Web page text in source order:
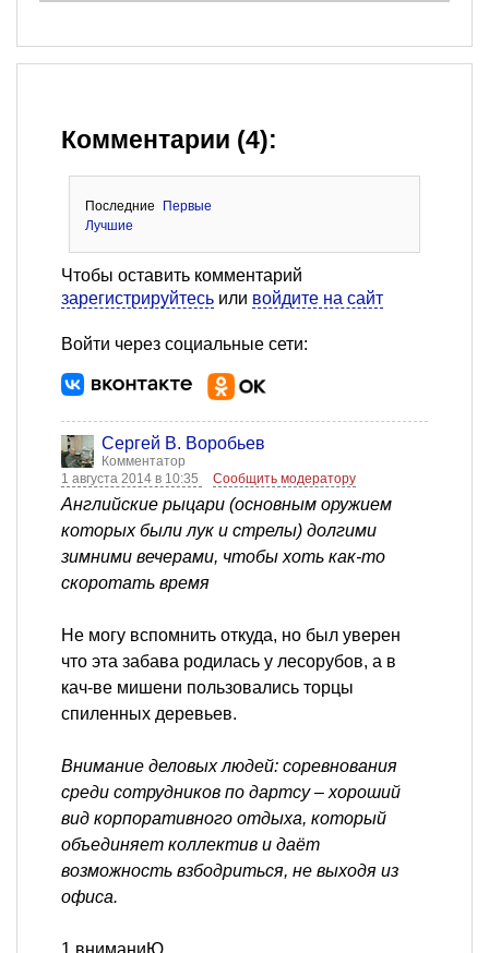
Комментарии (4):
Последние
Первые
Лучшие
Чтобы оставить комментарий
зарегистрируйтесь или войдите на сайт
Войти через социальные сети:
Сергей В. Воробьев
Комментатор
1 августа 2014 в 10:35
Сообщить модератору
Английские рыцари (основным оружием
которых были лук и стрелы) долгими
зимними вечерами, чтобы хоть как-то
скоротать время
Не могу вспомнить откуда, но был уверен
что эта забава родилась у лесорубов, а в
кач-ве мишени пользовались торцы
спиленных деревьев.
Внимание деловых людей: соревнования
среди сотрудников по дартсу – хороший
вид корпоративного отдыха, который
объединяет коллектив и даёт
возможность взбодриться, не выходя из
офиса.
1 вниманиЮ